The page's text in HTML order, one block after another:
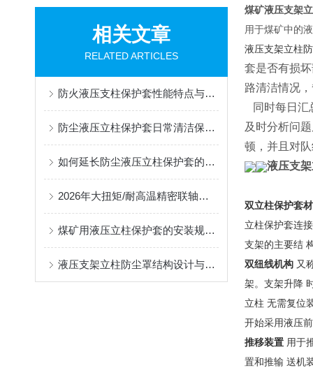
相关文章
RELATED ARTICLES
防火液压支柱保护套性能特点与阻燃防护应用
防尘液压立柱保护套日常清洁保养与更换规范
如何延长防尘液压立柱保护套的使用寿命？
2026年大扭矩/耐高温精密联轴器定制找哪家？能实现精准定制的优质厂家盘点
煤矿用液压立柱保护套的安装规范与使用寿命提升方案
液压支架立柱防尘罩结构设计与密封防护原理
煤矿液压支架
用于煤矿中的
液压支架立柱
套是否有损
路清洁情况
同时每日汇
及时分析问
顿，并且对
液压支
双立柱保护套
立柱保护套连
支架的主要结
双纽线机构 又
架。支架升降
立柱 无需复位
开始采用液压
推移装置 用于
置和推输 送机